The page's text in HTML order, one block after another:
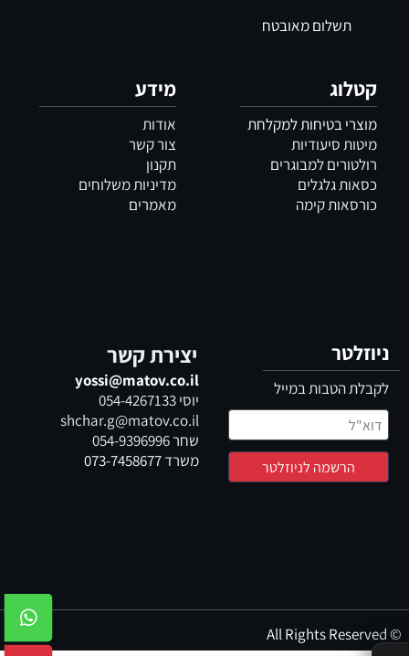
תשלום מאובטח
קטלוג
מוצרי בטיחות למקלחת
מיטות סיעודיות
רולטורים למבוגרים
כסאות גלגלים
כורסאות קימה
מידע
אודות
צור קשר
תקנון
מדיניות משלוחים
מאמרים
ניוזלטר
לקבלת הטבות במייל
יצירת קשר
yossi@matov.co.il
יוסי054-4267133
shchar.g@matov.co.il
שחר054-9396996
משרד073-7458677
© All Rights Reserved
✕